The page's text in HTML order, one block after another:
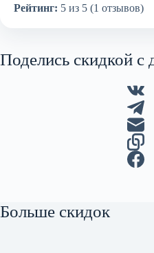
Рейтинг: 5 из 5 (1 отзывов)
Поделись скидкой с
Больше скидок